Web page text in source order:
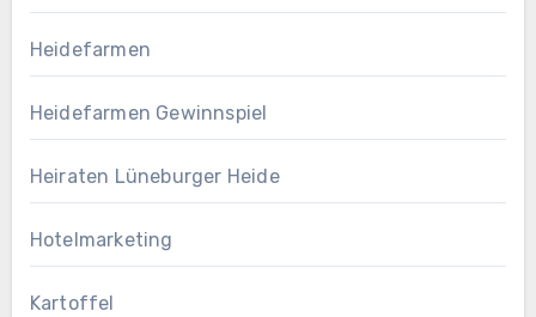
Heidefarmen
Heidefarmen Gewinnspiel
Heiraten Lüneburger Heide
Hotelmarketing
Kartoffel